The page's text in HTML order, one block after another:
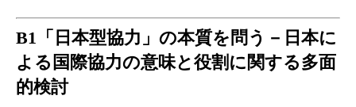
B1「日本型協力」の本質を問う－日本に
よる国際協力の意味と役割に関する多面
的検討